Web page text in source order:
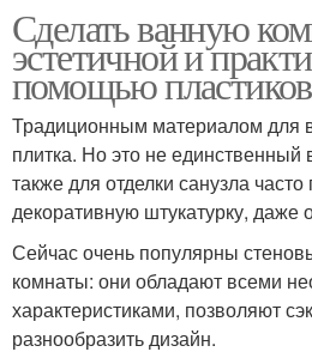
Сделать ванную
эстетичной и
помощью
Традиционным материалом для
плитка. Но это не
также для отделки санузла
декоративную штукатурку, даже
Сейчас очень популярны
комнаты: они обладают всеми
характеристиками, позволяют
разнообразить дизайн.